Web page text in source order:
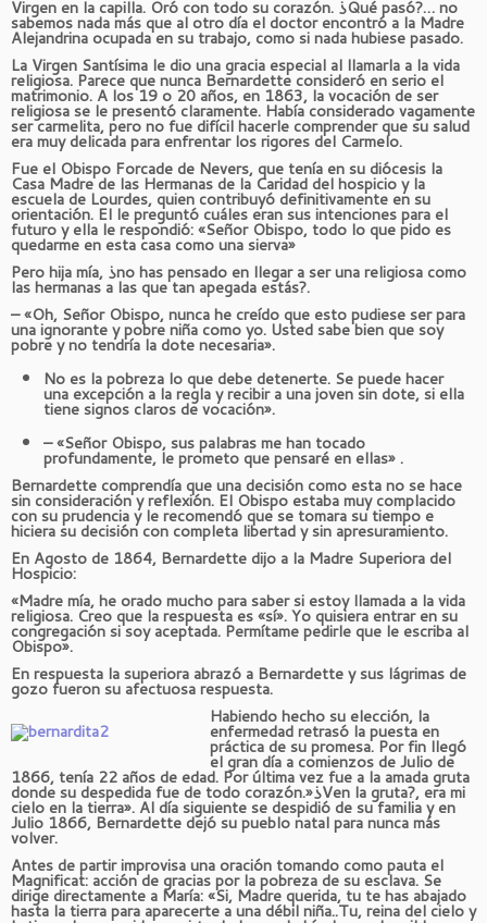
Virgen en la capilla. Oró con todo su corazón. ¿Qué pasó?… no
sabemos nada más que al otro día el doctor encontró a la Madre
Alejandrina ocupada en su trabajo, como si nada hubiese pasado.
La Virgen Santísima le dio una gracia especial al llamarla a la vida
religiosa. Parece que nunca Bernardette consideró en serio el
matrimonio. A los 19 o 20 años, en 1863, la vocación de ser
religiosa se le presentó claramente. Había considerado vagamente
ser carmelita, pero no fue difícil hacerle comprender que su salud
era muy delicada para enfrentar los rigores del Carmelo.
Fue el Obispo Forcade de Nevers, que tenía en su diócesis la
Casa Madre de las Hermanas de la Caridad del hospicio y la
escuela de Lourdes, quien contribuyó definitivamente en su
orientación. El le preguntó cuáles eran sus intenciones para el
futuro y ella le respondió: «Señor Obispo, todo lo que pido es
quedarme en esta casa como una sierva»
Pero hija mía, ¿no has pensado en llegar a ser una religiosa como
las hermanas a las que tan apegada estás?.
– «Oh, Señor Obispo, nunca he creído que esto pudiese ser para
una ignorante y pobre niña como yo. Usted sabe bien que soy
pobre y no tendría la dote necesaria».
No es la pobreza lo que debe detenerte. Se puede hacer
una excepción a la regla y recibir a una joven sin dote, si ella
tiene signos claros de vocación».
– «Señor Obispo, sus palabras me han tocado
profundamente, le prometo que pensaré en ellas» .
Bernardette comprendía que una decisión como esta no se hace
sin consideración y reflexión. El Obispo estaba muy complacido
con su prudencia y le recomendó que se tomara su tiempo e
hiciera su decisión con completa libertad y sin apresuramiento.
En Agosto de 1864, Bernardette dijo a la Madre Superiora del
Hospicio:
«Madre mía, he orado mucho para saber si estoy llamada a la vida
religiosa. Creo que la respuesta es «sí». Yo quisiera entrar en su
congregación si soy aceptada. Permítame pedirle que le escriba al
Obispo».
En respuesta la superiora abrazó a Bernardette y sus lágrimas de
gozo fueron su afectuosa respuesta.
Habiendo hecho su elección, la
enfermedad retrasó la puesta en
práctica de su promesa. Por fin llegó
el gran día a comienzos de Julio de
1866, tenía 22 años de edad. Por última vez fue a la amada gruta
donde su despedida fue de todo corazón.»¿Ven la gruta?, era mi
cielo en la tierra». Al día siguiente se despidió de su familia y en
Julio 1866, Bernardette dejó su pueblo natal para nunca más
volver.
Antes de partir improvisa una oración tomando como pauta el
Magnificat: acción de gracias por la pobreza de su esclava. Se
dirige directamente a María: «Si, Madre querida, tu te has abajado
hasta la tierra para aparecerte a una débil niña..Tu, reina del cielo y